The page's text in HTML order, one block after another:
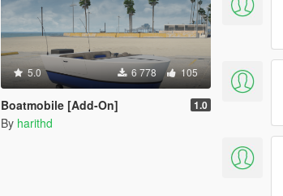
5.0 6 778 105
Boatmobile [Add-On] 1.0
By harithd